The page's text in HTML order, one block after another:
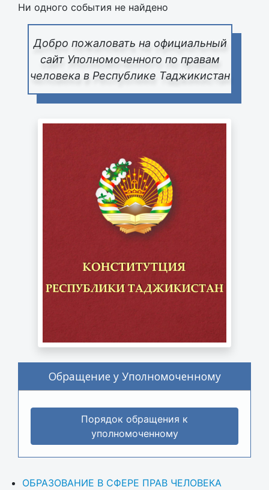
Добро пожаловать на официальный
сайт Уполномоченного по правам
человека в Республике Таджикистан
Обращение у Уполномоченному
Порядок обращения к
уполномоченному
ОБРАЗОВАНИЕ В СФЕРЕ ПРАВ ЧЕЛОВЕКА
Ни одного события не найдено